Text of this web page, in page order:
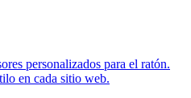
personalizados para el ratón.
en cada sitio web.